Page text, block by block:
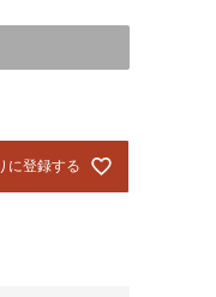
に登録する